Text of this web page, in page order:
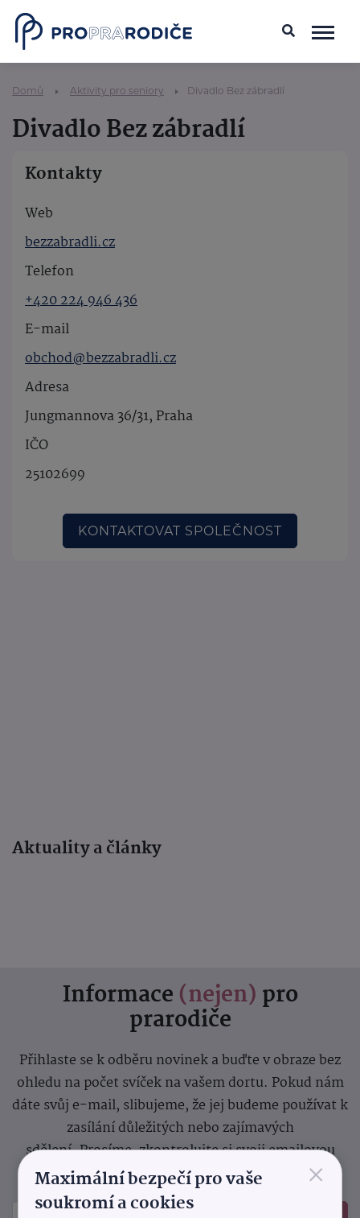
Domů Aktivity pro seniory Divadlo Bez zábradlí
Divadlo Bez zábradlí
Kontakty
Web
bezzabradli.cz
Telefon
+420 224 946 436
E-mail
obchod@bezzabradli.cz
Adresa
Jungmannova 36/31, Praha
IČO
25102699
KONTAKTOVAT SPOLEČNOST
Aktuality a články
Informace (nejen) pro
prarodiče
Přihlaste se k odběru novinek a buďte v obraze bez
ohledu na počet svíček na vašem dortu. Pokud nám
dáte svůj e-mail, slibujeme, že jej budeme používat k
zasílání důležitých nebo zajímavých
sdělení.Prosíme, zkontrolujte si svoji emailovou
schránku, kam jsme poslali potvrzovací e-mail.
×
Maximální bezpečí pro vaše
soukromí a cookies